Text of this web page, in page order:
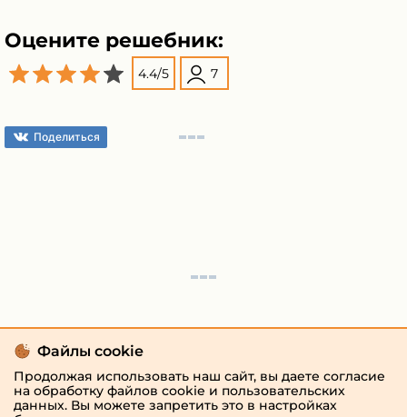
Оцените решебник:
4.4/5 7
Поделиться
Файлы cookie
Продолжая использовать наш сайт, вы даете согласие
на обработку файлов cookie и пользовательских
данных. Вы можете запретить это в настройках